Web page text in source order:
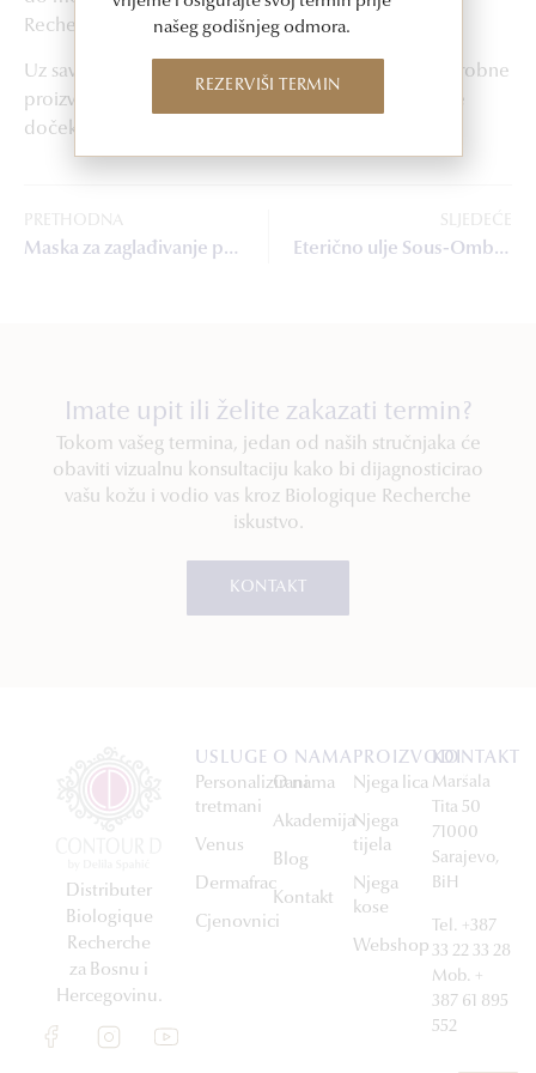
Recherch proizvoda.
Uz savršene, iznenađujuće učinkovite, reklo bi se čarobne
proizvode Biologique Recherche vaše lice spremnije
dočekuje godine.
PRETHODNA
Maska za zaglađivanje područja oko očiju
SLJEDEĆE
Eterično ulje Sous-Ombilicale za vidljivo zategnut trbuh
Imate upit ili želite zakazati termin?
Tokom vašeg termina, jedan od naših stručnjaka će
obaviti vizualnu konsultaciju kako bi dijagnosticirao
vašu kožu i vodio vas kroz Biologique Recherche
iskustvo.
KONTAKT
Distributer
Biologique
Recherche
za Bosnu i
Hercegovinu.
USLUGE
Personalizirani
tretmani
Venus
Dermafrac
Cjenovnici
O NAMA
O nama
Akademija
Blog
Kontakt
PROIZVODI
Njega lica
Njega
tijela
Njega
kose
Webshop
KONTAKT
Maršala
Tita 50
71000
Sarajevo,
BiH
Tel. +387
33 22 33 28
Mob. +
387 61 895
552
našeg godišnjeg odmora.
REZERVIŠI TERMIN